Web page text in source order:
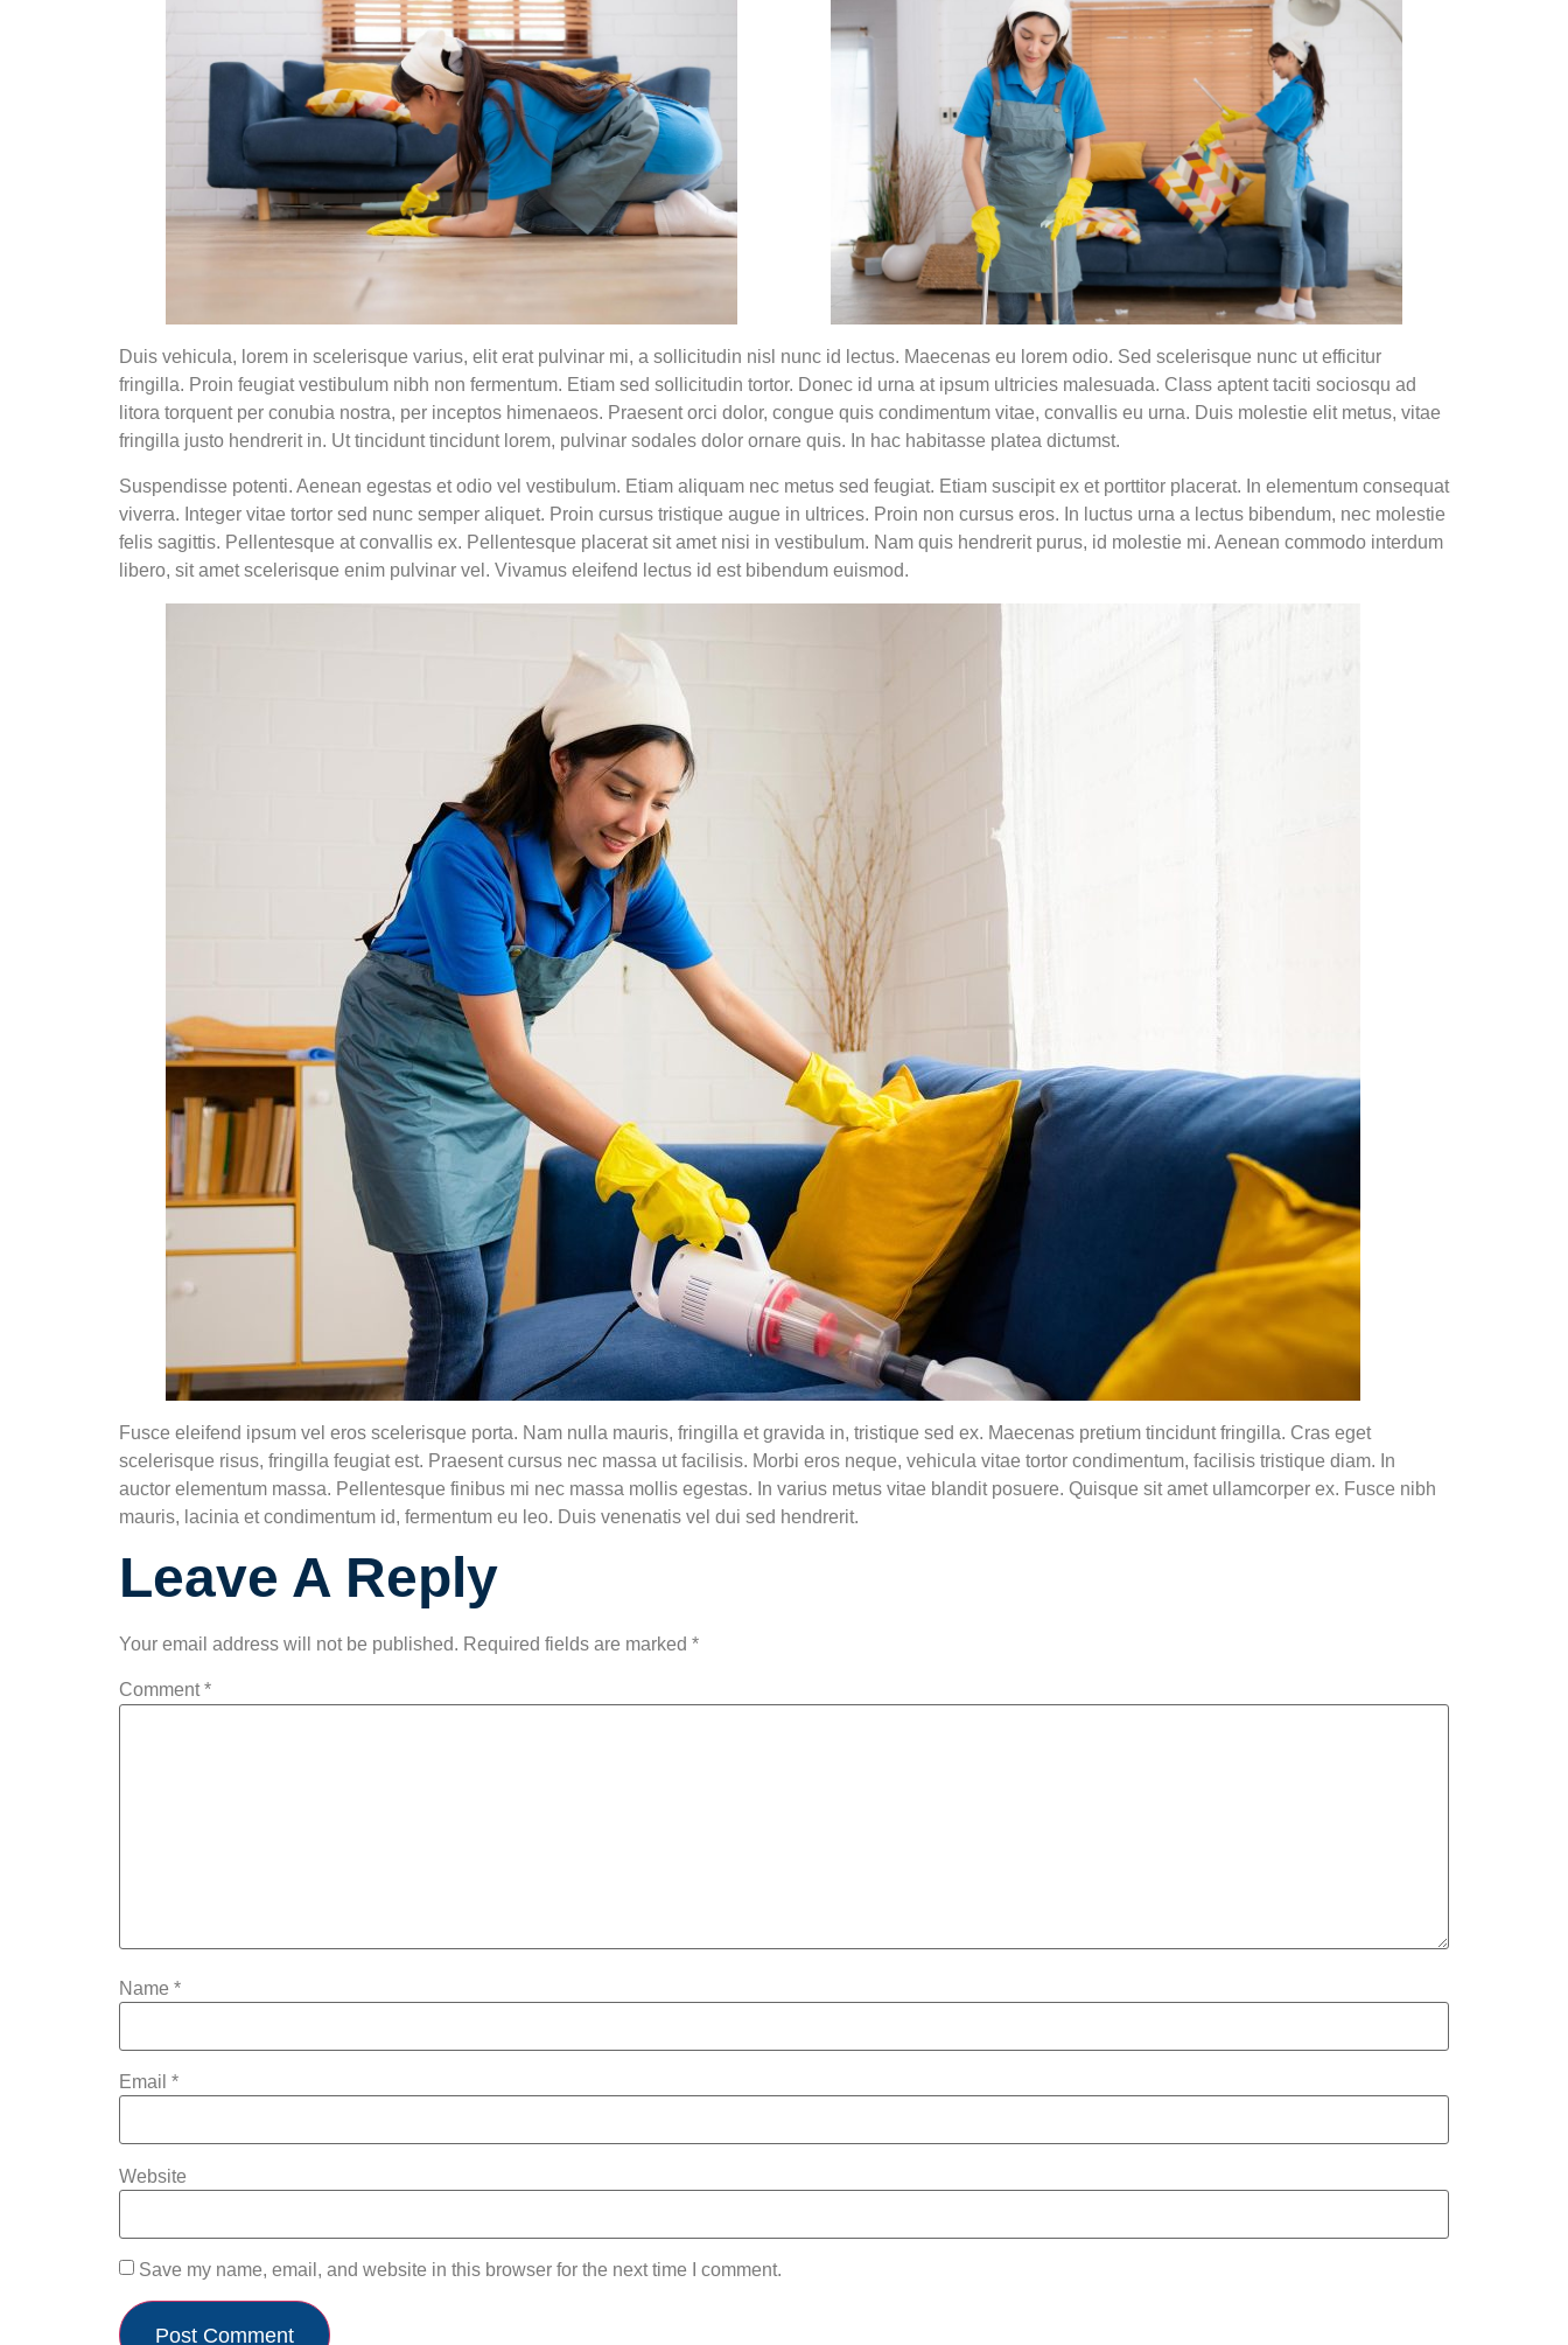
Duis vehicula, lorem in scelerisque varius, elit erat pulvinar mi, a sollicitudin nisl nunc id lectus. Maecenas eu lorem odio. Sed scelerisque nunc ut efficitur
fringilla. Proin feugiat vestibulum nibh non fermentum. Etiam sed sollicitudin tortor. Donec id urna at ipsum ultricies malesuada. Class aptent taciti sociosqu ad
litora torquent per conubia nostra, per inceptos himenaeos. Praesent orci dolor, congue quis condimentum vitae, convallis eu urna. Duis molestie elit metus, vitae
fringilla justo hendrerit in. Ut tincidunt tincidunt lorem, pulvinar sodales dolor ornare quis. In hac habitasse platea dictumst.
Suspendisse potenti. Aenean egestas et odio vel vestibulum. Etiam aliquam nec metus sed feugiat. Etiam suscipit ex et porttitor placerat. In elementum consequat
viverra. Integer vitae tortor sed nunc semper aliquet. Proin cursus tristique augue in ultrices. Proin non cursus eros. In luctus urna a lectus bibendum, nec molestie
felis sagittis. Pellentesque at convallis ex. Pellentesque placerat sit amet nisi in vestibulum. Nam quis hendrerit purus, id molestie mi. Aenean commodo interdum
libero, sit amet scelerisque enim pulvinar vel. Vivamus eleifend lectus id est bibendum euismod.
Fusce eleifend ipsum vel eros scelerisque porta. Nam nulla mauris, fringilla et gravida in, tristique sed ex. Maecenas pretium tincidunt fringilla. Cras eget
scelerisque risus, fringilla feugiat est. Praesent cursus nec massa ut facilisis. Morbi eros neque, vehicula vitae tortor condimentum, facilisis tristique diam. In
auctor elementum massa. Pellentesque finibus mi nec massa mollis egestas. In varius metus vitae blandit posuere. Quisque sit amet ullamcorper ex. Fusce nibh
mauris, lacinia et condimentum id, fermentum eu leo. Duis venenatis vel dui sed hendrerit.
Leave A Reply
Your email address will not be published. Required fields are marked *
Comment*
Name *
Email *
Website
Save my name, email, and website in this browser for the next time I comment.